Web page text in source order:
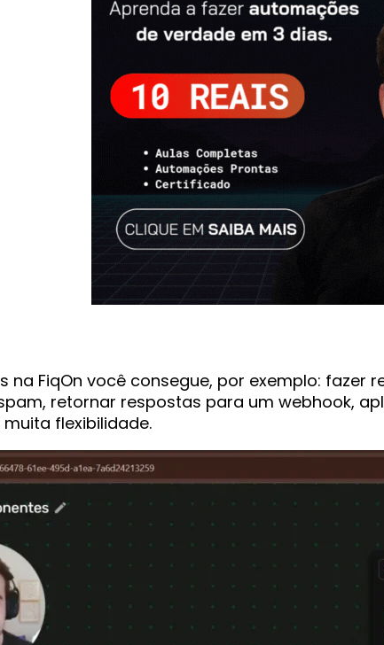
na FiqOn você consegue, por exemplo: fazer
retornar respostas para um webhook,
flexibilidade.